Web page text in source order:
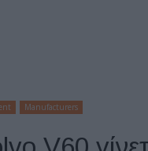
Manufacturers